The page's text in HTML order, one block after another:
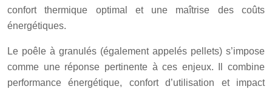
confort thermique optimal et une maîtrise des coûts
énergétiques.
Le poêle à granulés (également appelés pellets) s’impose
comme une réponse pertinente à ces enjeux. Il combine
performance énergétique, confort d’utilisation et impact